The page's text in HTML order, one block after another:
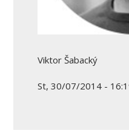
Viktor Šabacký
St, 30/07/2014 -